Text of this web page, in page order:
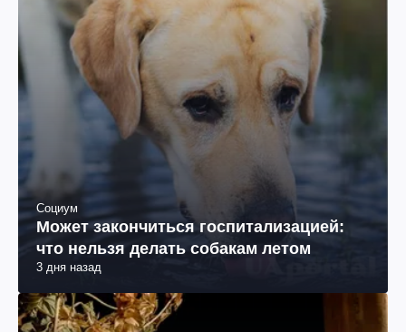
Социум
Может закончиться госпитализацией:
что нельзя делать собакам летом
3 дня назад